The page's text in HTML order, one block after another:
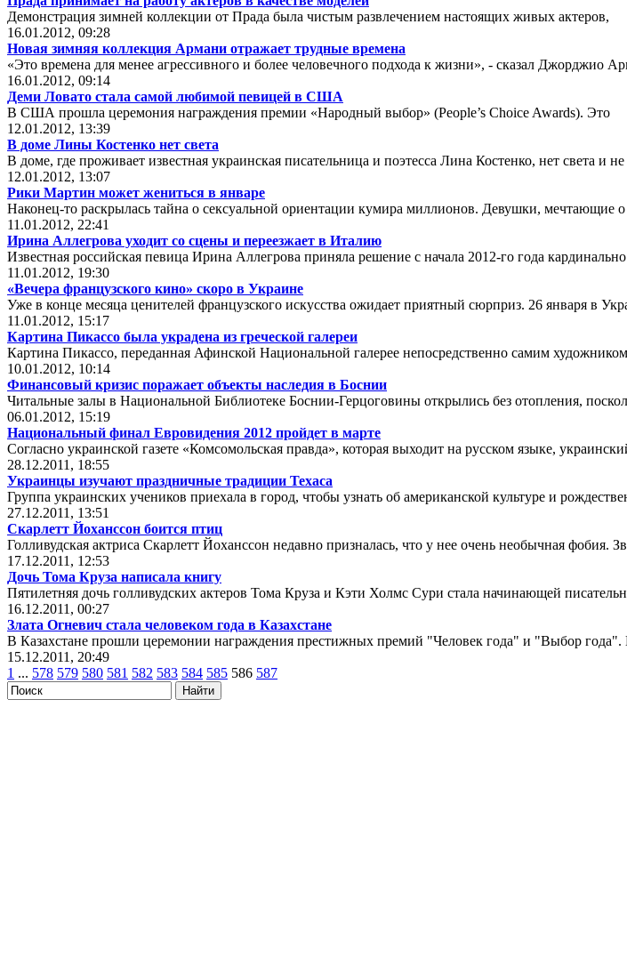
Демонстрация зимней коллекции от Прада была чистым развлечением настоящих живых актеров,
16.01.2012, 09:28
Новая зимняя коллекция Армани отражает трудные времена
«Это времена для менее агрессивного и более человечного подхода к жизни», - сказал Джорджио
16.01.2012, 09:14
Деми Ловато стала самой любимой певицей в США
В США прошла церемония награждения премии «Народный выбор» (People’s Choice Awards). Это
12.01.2012, 13:39
В доме Лины Костенко нет света
В доме, где проживает известная украинская писательница и поэтесса Лина Костенко, нет света и не
12.01.2012, 13:07
Рики Мартин может жениться в январе
Наконец-то раскрылась тайна о сексуальной ориентации кумира миллионов. Девушки, мечтающие о
11.01.2012, 22:41
Ирина Аллегрова уходит со сцены и переезжает в Италию
Известная российская певица Ирина Аллегрова приняла решение с начала 2012-го года кардинально
11.01.2012, 19:30
«Вечера французского кино» скоро в Украине
Уже в конце месяца ценителей французского искусства ожидает приятный сюрприз. 26 января в
11.01.2012, 15:17
Картина Пикассо была украдена из греческой галереи
Картина Пикассо, переданная Афинской Национальной галерее непосредственно самим
10.01.2012, 10:14
Финансовый кризис поражает объекты наследия в Боснии
Читальные залы в Национальной Библиотеке Боснии-Герцоговины открылись без отопления,
06.01.2012, 15:19
Национальный финал Евровидения 2012 пройдет в марте
Согласно украинской газете «Комсомольская правда», которая выходит на русском языке,
28.12.2011, 18:55
Украинцы изучают праздничные традиции Техаса
Группа украинских учеников приехала в город, чтобы узнать об американской культуре и
27.12.2011, 13:51
Скарлетт Йоханссон боится птиц
Голливудская актриса Скарлетт Йоханссон недавно призналась, что у нее очень необычная фобия.
17.12.2011, 12:53
Дочь Тома Круза написала книгу
Пятилетняя дочь голливудских актеров Тома Круза и Кэти Холмс Сури стала начинающей
16.12.2011, 00:27
Злата Огневич стала человеком года в Казахстане
В Казахстане прошли церемонии награждения престижных премий "Человек года" и "Выбор года".
15.12.2011, 20:49
1 ... 578 579 580 581 582 583 584 585 586 587